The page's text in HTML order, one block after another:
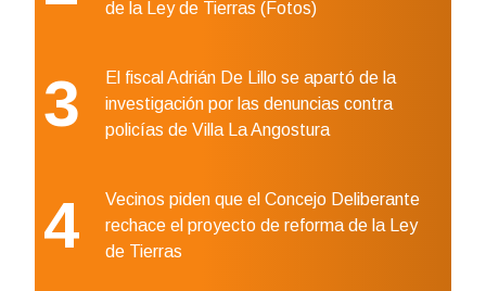
de la Ley de Tierras (Fotos)
3
El fiscal Adrián De Lillo se apartó de la
investigación por las denuncias contra
policías de Villa La Angostura
4
Vecinos piden que el Concejo Deliberante
rechace el proyecto de reforma de la Ley
de Tierras